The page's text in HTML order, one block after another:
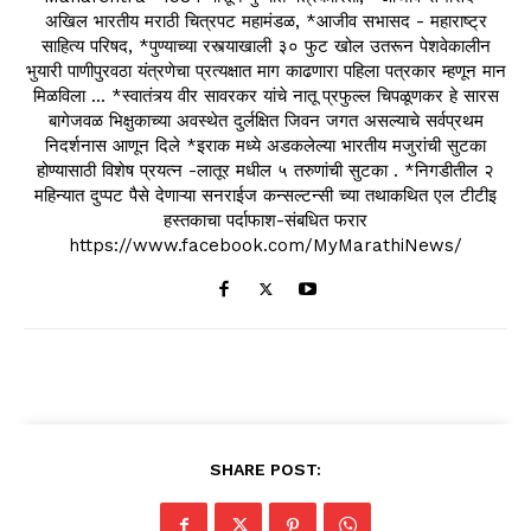
अखिल भारतीय मराठी चित्रपट महामंडळ, *आजीव सभासद - महाराष्ट्र
साहित्य परिषद, *पुण्याच्या रस्त्याखाली ३० फुट खोल उतरून पेशवेकालीन
भुयारी पाणीपुरवठा यंत्रणेचा प्रत्यक्षात माग काढणारा पहिला पत्रकार म्हणून मान
मिळविला ... *स्वातंत्र्य वीर सावरकर यांचे नातू प्रफुल्ल चिपळूणकर हे सारस
बागेजवळ भिक्षुकाच्या अवस्थेत दुर्लक्षित जिवन जगत असल्याचे सर्वप्रथम
निदर्शनास आणून दिले *इराक मध्ये अडकलेल्या भारतीय मजुरांची सुटका
होण्यासाठी विशेष प्रयत्न -लातूर मधील ५ तरुणांची सुटका . *निगडीतील २
महिन्यात दुप्पट पैसे देणाऱ्या सनराईज कन्सल्टन्सी च्या तथाकथित एल टीटीइ
हस्तकाचा पर्दाफाश-संबधित फरार
https://www.facebook.com/MyMarathiNews/
SHARE POST: